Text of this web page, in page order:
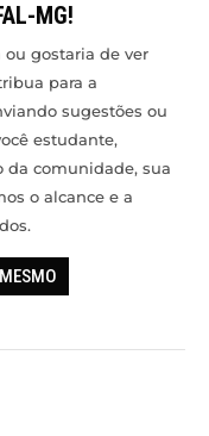
MG!
gostaria de ver
para a
sugestões ou
estudante,
da comunidade, sua
o alcance e a